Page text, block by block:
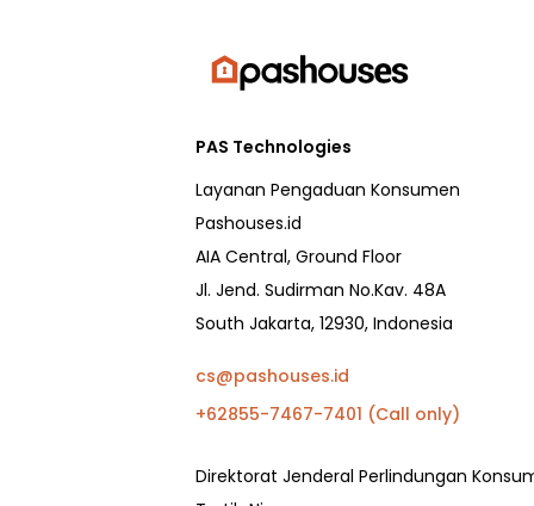
PAS Technologies
Layanan Pengaduan Konsumen
Pashouses.id
AIA Central, Ground Floor
Jl. Jend. Sudirman No.Kav. 48A
South Jakarta, 12930, Indonesia
cs@pashouses.id
+62855-7467-7401 (Call only)
Direktorat Jenderal Perlindungan